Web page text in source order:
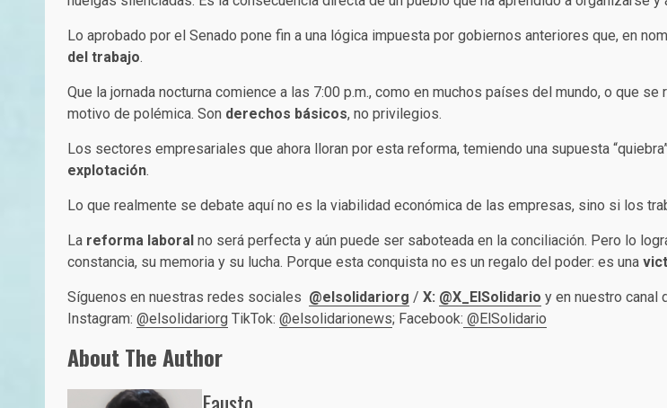
Lo aprobado por el Senado pone fin a una lógica impuesta por gobiernos anteriores que, en
del trabajo.
Que la jornada nocturna comience a las 7:00 p.m., como en muchos países del mundo, o que
motivo de polémica. Son derechos básicos, no privilegios.
Los sectores empresariales que ahora lloran por esta reforma, temiendo una supuesta
explotación.
Lo que realmente se debate aquí no es la viabilidad económica de las empresas, sino si los
La reforma laboral no será perfecta y aún puede ser saboteada en la conciliación. Pero lo
constancia, su memoria y su lucha. Porque esta conquista no es un regalo del poder: es una
Síguenos en nuestras redes sociales @elsolidariorg / X: @X_ElSolidario y en nuestro canal
Instagram: @elsolidariorg TikTok: @elsolidarionews; Facebook: @ElSolidario
About The Author